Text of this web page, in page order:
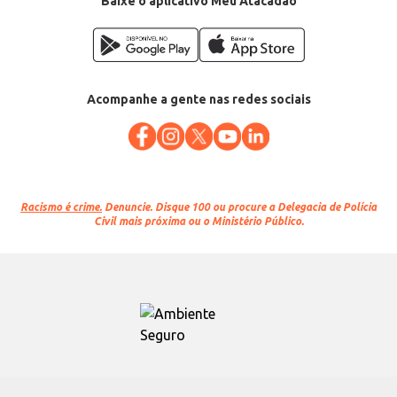
Acompanhe a gente nas redes sociais
Racismo é crime. Denuncie. Disque 100 ou procure a Delegacia de Polícia
Civil mais próxima ou o Ministério Público.